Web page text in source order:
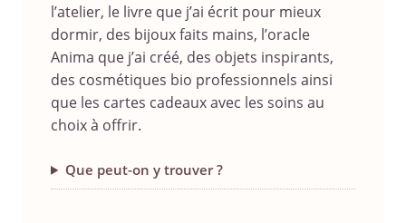
l’atelier, le livre que j’ai écrit pour mieux
dormir, des bijoux faits mains, l’oracle
Anima que j’ai créé, des objets inspirants,
des cosmétiques bio professionnels ainsi
que les cartes cadeaux avec les soins au
choix à offrir.
Que peut-on y trouver ?